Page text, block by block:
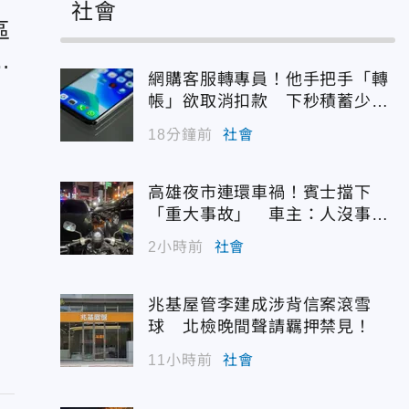
社會
網購客服轉專員！他手把手「轉
帳」欲取消扣款 下秒積蓄少一
18分鐘前 社會
高雄夜市連環車禍！賓士擋下
「重大事故」 車主：人沒事最
重要
2小時前 社會
兆基屋管李建成涉背信案滾雪
球 北檢晚間聲請羈押禁見！
11小時前 社會